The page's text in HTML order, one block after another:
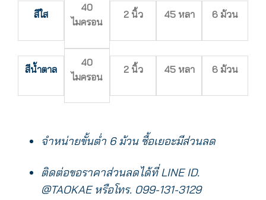
สีใส
40
ไมครอน
2 นิ้ว 45 หลา 6 ม้วน
สีน้ำตาล
40
ไมครอน
2 นิ้ว 45 หลา 6 ม้วน
จำหน่ายขั้นต่ำ 6 ม้วน ซื้อเยอะมีส่วนลด
ติดต่อขอราคาส่วนลดได้ที่ LINE ID.
@TAOKAE หรือโทร. 099-131-3129